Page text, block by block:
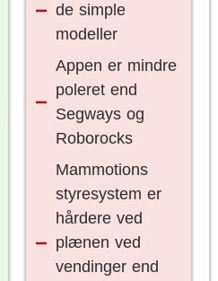
de simple
modeller
Appen er mindre
poleret end
Segways og
Roborocks
Mammotions
styresystem er
hårdere ved
plænen ved
vendinger end